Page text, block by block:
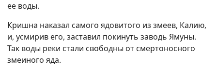
ее воды.
Кришна наказал самого ядовитого из змеев, Калию,
и, усмирив его, заставил покинуть заводь Ямуны.
Так воды реки стали свободны от смертоносного
змеиного яда.